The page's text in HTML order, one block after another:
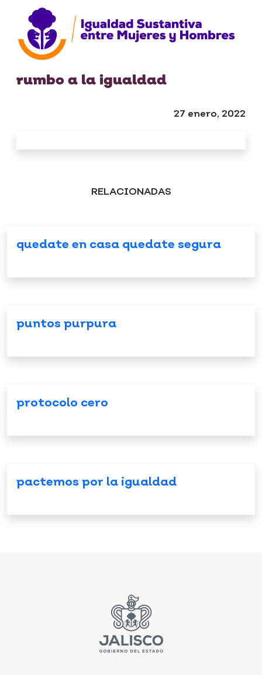
rumbo a la igualdad
27 enero, 2022
RELACIONADAS
quedate en casa quedate segura
puntos purpura
protocolo cero
pactemos por la igualdad